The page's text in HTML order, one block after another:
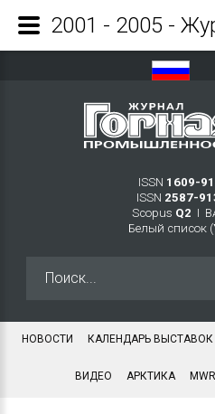
ISSN 1609-
ISSN 2587-
Scopus Q2 Ι
Белый список (
НОВОСТИ КАЛЕНДАРЬ ВЫСТАВОК
ВИДЕО АРКТИКА MWR